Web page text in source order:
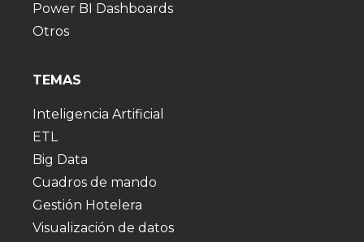
Power BI Dashboards
Otros
TEMAS
Inteligencia Artificial
ETL
Big Data
Cuadros de mando
Gestión Hotelera
Visualización de datos